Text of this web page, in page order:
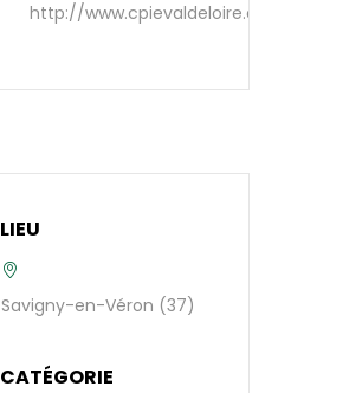
http://www.cpievaldeloire.org
LIEU
Savigny-en-Véron (37)
CATÉGORIE